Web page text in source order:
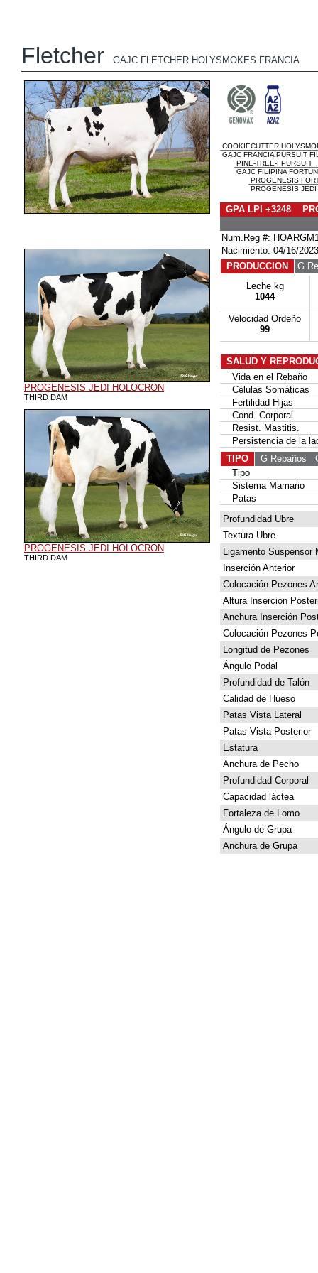
Fletcher GAJC FLETCHER HOLYSMOKES FRANCIA
PROGENESIS JEDI HOLOCRON
THIRD DAM
PROGENESIS JEDI HOLOCRON
THIRD DAM
COOKIECUTTER
GAJC FRANCIA PURSUIT
PINE-TREE-I PURSUIT
GAJC FILIPINA
PROGENESIS
PROGENESIS
GPA LPI +3248
Num.Reg #:
Nacimiento: 04/16/2023
PRODUCCION
G
Leche kg
1044
Velocidad Ordeño
99
SALUD Y
Vida en el Rebaño
Células Somáticas
Fertilidad Hijas
Cond. Corporal
Resist. Mastitis.
Persistencia de la
TIPO
G Rebaños
Tipo
Sistema Mamario
Patas
Profundidad Ubre
Textura Ubre
Ligamento Suspensor
Inserción Anterior
Colocación Pezones
Altura Inserción
Anchura Inserción
Colocación Pezones
Longitud de Pezones
Ángulo Podal
Profundidad de Talón
Calidad de Hueso
Patas Vista Lateral
Patas Vista Posterior
Estatura
Anchura de Pecho
Profundidad Corporal
Capacidad láctea
Fortaleza de Lomo
Ángulo de Grupa
Anchura de Grupa